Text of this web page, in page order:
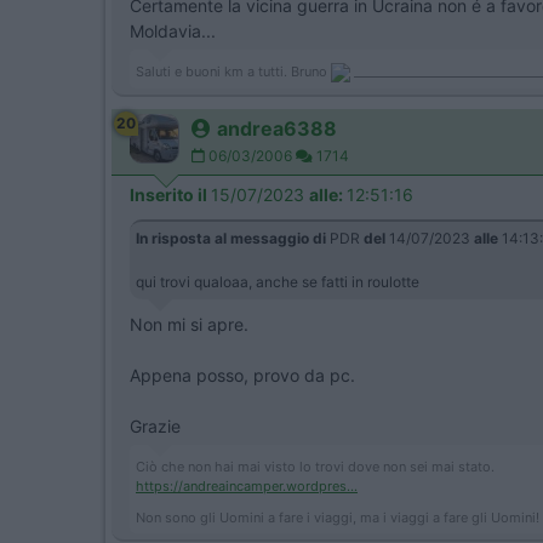
Certamente la vicina guerra in Ucraina non é a
Moldavia...
Saluti e buoni km a tutti. Bruno
20 andrea6388
06/03/2006 1714
Inserito il 15/07/2023 alle: 12:51:16
In risposta al messaggio di PDR del 14/07/2023 alle
qui trovi qualoaa, anche se fatti in roulotte
Non mi si apre.
Appena posso, provo da pc.
Grazie
Ciò che non hai mai visto lo trovi dove non sei mai stato.
https://andreaincamper.wordpres...
Non sono gli Uomini a fare i viaggi, ma i viaggi a fare gli Uomini!